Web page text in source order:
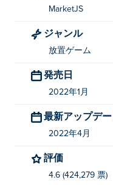
MarketJS
ジャンル
放置ゲーム
発売日
2022年1月
最新アップデ
2022年4月
評価
4.6 (424,279 票)